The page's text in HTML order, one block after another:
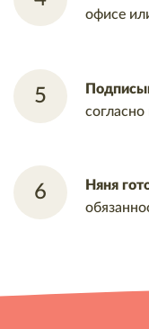
офисе
согласно
Няня